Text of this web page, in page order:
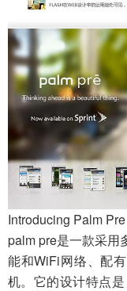
Introducing Palm Pre
palm pre是一款采用
能和WiFi网络、配
机。它的设计特点